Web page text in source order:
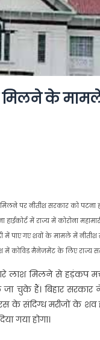
मिलने के
पर नीतीश सरकार को पटना
में राज्य में कोरोना
पाए गए शवों के मामले में नीतीश
में कोविड मैनेजमेंट के लिए राज्य
लाश मिलने से हड़ंकप
चुके हैं। बिहार
के संदिग्ध मरीजों के
गया होगा।